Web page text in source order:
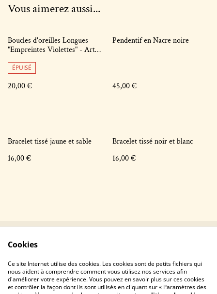
Vous aimerez aussi...
Boucles d'oreilles Longues
"Empreintes Violettes" - Art
ÉPUISÉ
20,00 €
Pendentif en Nacre noire
45,00 €
Bracelet tissé jaune et sable
16,00 €
Bracelet tissé noir et blanc
16,00 €
confidentialité
Cookies
Ce site Internet utilise des cookies. Les cookies sont de petits fichiers qui
nous aident à comprendre comment vous utilisez nos services afin
d'améliorer votre expérience. Vous pouvez en savoir plus sur ces cookies
et contrôler la façon dont ils sont utilisés en cliquant sur « Paramètres des